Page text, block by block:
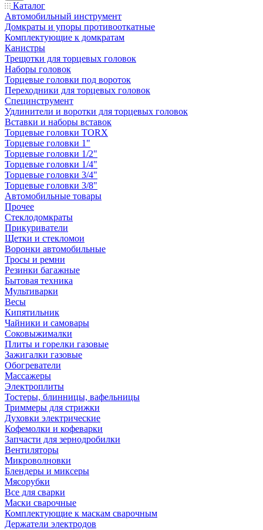
Каталог
Автомобильный инструмент
Домкраты и упоры противооткатные
Комплектующие к домкратам
Канистры
Трещотки для торцевых головок
Наборы головок
Торцевые головки под вороток
Переходники для торцевых головок
Специнструмент
Удлинители и воротки для торцевых головок
Вставки и наборы вставок
Торцевые головки TORX
Торцевые головки 1"
Торцевые головки 1/2"
Торцевые головки 1/4"
Торцевые головки 3/4"
Торцевые головки 3/8"
Автомобильные товары
Прочее
Стеклодомкраты
Прикуриватели
Щетки и стекломои
Воронки автомобильные
Тросы и ремни
Резинки багажные
Бытовая техника
Мультиварки
Весы
Кипятильник
Чайники и самовары
Соковыжималки
Плиты и горелки газовые
Зажигалки газовые
Обогреватели
Массажеры
Электроплиты
Тостеры, блинницы, вафельницы
Триммеры для стрижки
Духовки электрические
Кофемолки и кофеварки
Запчасти для зернодробилки
Вентиляторы
Микроволновки
Блендеры и миксеры
Мясорубки
Все для сварки
Маски сварочные
Комплектующие к маскам сварочным
Держатели электродов